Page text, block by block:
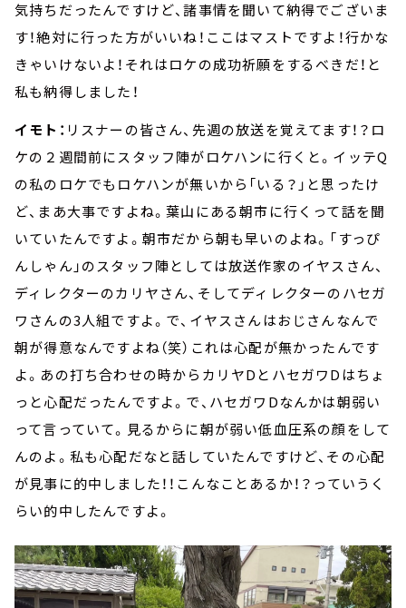
気持ちだったんですけど、諸事情を聞いて納得でございま
す！絶対に行った方がいいね！ここはマストですよ！行かな
きゃいけないよ！それはロケの成功祈願をするべきだ！と
私も納得しました！
イモト： リスナーの皆さん、先週の放送を覚えてます！？ロ
ケの２週間前にスタッフ陣がロケハンに行くと。イッテQ
の私のロケでもロケハンが無いから「いる？」と思ったけ
ど、まあ大事ですよね。葉山にある朝市に行くって話を聞
いていたんですよ。朝市だから朝も早いのよね。「すっぴ
んしゃん」のスタッフ陣としては放送作家のイヤスさん、
ディレクターのカリヤさん、そしてディレクターのハセガ
ワさんの3人組ですよ。で、イヤスさんはおじさんなんで
朝が得意なんですよね（笑）これは心配が無かったんです
よ。あの打ち合わせの時からカリヤDとハセガワDはちょ
っと心配だったんですよ。で、ハセガワDなんかは朝弱い
って言っていて。見るからに朝が弱い低血圧系の顔をして
んのよ。私も心配だなと話していたんですけど、その心配
が見事に的中しました！！こんなことあるか！？っていうく
らい的中したんですよ。